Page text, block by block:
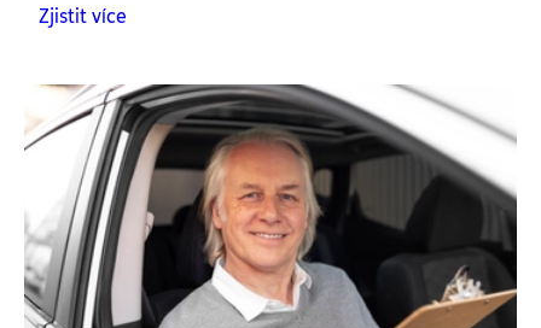
Zjistit více